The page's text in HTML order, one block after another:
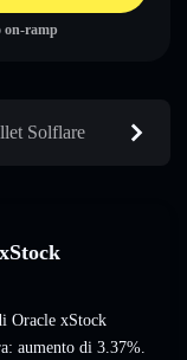
on-ramp
Solflare
Oracle xStock
aumento di 3.37%.